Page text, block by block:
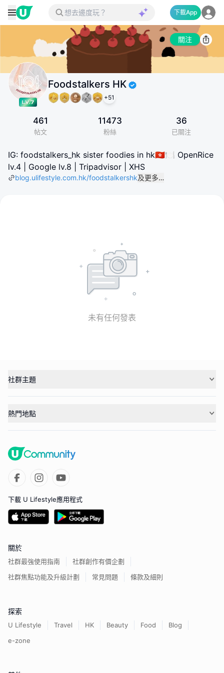
下載App
關注
Foodstalkers HK
+51
461
帖文
11473
粉絲
36
已關注
IG: foodstalkers_hk sister foodies in hk🇭🇰🍽️ OpenRice
lv.4 | Google lv.8 | Tripadvisor | XHS
blog.ulifestyle.com.hk/foodstalkershk及更多…
未有任何發表
社群主題
熱門地點
下載 U Lifestyle應用程式
關於
社群最強使用指南
社群創作有價企劃
社群焦點功能及升級計劃
常見問題 條款及細則
探索
U Lifestyle Travel HK Beauty Food
Blog
e-zone